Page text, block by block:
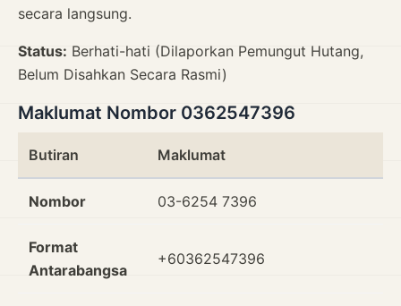
secara langsung.
Status: Berhati-hati (Dilaporkan Pemungut Hutang,
Belum Disahkan Secara Rasmi)
Maklumat Nombor 0362547396
Butiran Maklumat
Nombor 03-6254 7396
Format
Antarabangsa
+60362547396